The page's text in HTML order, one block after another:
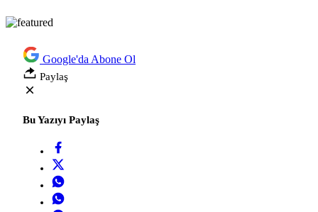
Google'da Abone Ol
Paylaş
Bu Yazıyı Paylaş